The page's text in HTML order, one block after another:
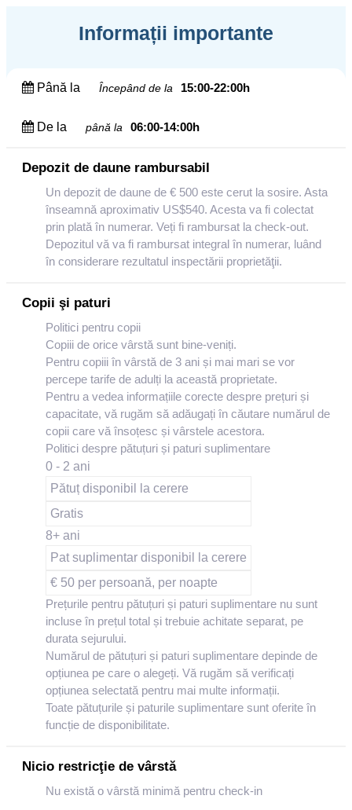
Informații importante
Până la Începând de la 15:00-22:00h
De la până la 06:00-14:00h
Depozit de daune rambursabil
Un depozit de daune de € 500 este cerut la sosire. Asta
înseamnă aproximativ US$540. Acesta va fi colectat
prin plată în numerar. Veți fi rambursat la check-out.
Depozitul vă va fi rambursat integral în numerar, luând
în considerare rezultatul inspectării proprietăţii.
Copii şi paturi
Politici pentru copii
Copiii de orice vârstă sunt bine-veniți.
Pentru copiii în vârstă de 3 ani și mai mari se vor
percepe tarife de adulți la această proprietate.
Pentru a vedea informațiile corecte despre prețuri și
capacitate, vă rugăm să adăugați în căutare numărul de
copii care vă însoțesc și vârstele acestora.
Politici despre pătuțuri și paturi suplimentare
0 - 2 ani
Pătuț disponibil la cerere
Gratis
8+ ani
Pat suplimentar disponibil la cerere
€ 50 per persoană, per noapte
Prețurile pentru pătuțuri și paturi suplimentare nu sunt
incluse în prețul total și trebuie achitate separat, pe
durata sejurului.
Numărul de pătuțuri și paturi suplimentare depinde de
opțiunea pe care o alegeți. Vă rugăm să verificați
opțiunea selectată pentru mai multe informații.
Toate pătuțurile și paturile suplimentare sunt oferite în
funcție de disponibilitate.
Nicio restricţie de vârstă
Nu există o vârstă minimă pentru check-in